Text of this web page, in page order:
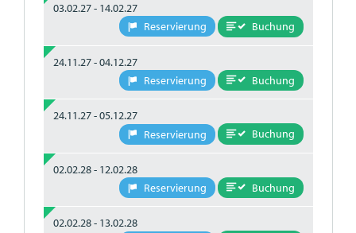
03.02.27 - 14.02.27
Reservierung
Buchung
24.11.27 - 04.12.27
Reservierung
Buchung
24.11.27 - 05.12.27
Reservierung
Buchung
02.02.28 - 12.02.28
Reservierung
Buchung
02.02.28 - 13.02.28